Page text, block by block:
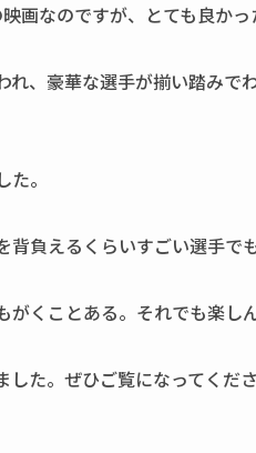
画なのですが、とても良かっ
れ、豪華な選手が揃い踏み
。
背負えるくらいすごい選手で
がくことある。それでも楽し
した。ぜひご覧になってくだ